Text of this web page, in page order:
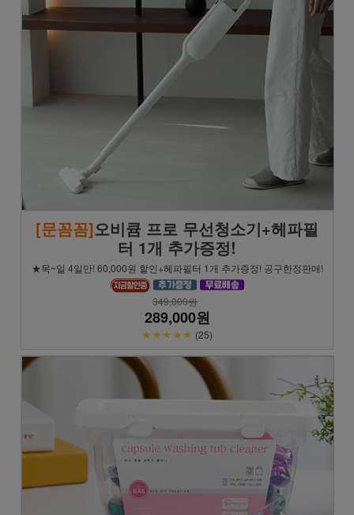
[문꼼꼼]오비큠 프로 무선청소기+헤파필
터 1개 추가증정!
★목~일 4일만! 60,000원 할인+헤파필터 1개 추가증정! 공구한정판매!
349,000원
289,000원
★★★★★ (25)